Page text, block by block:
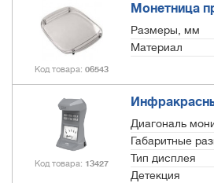
Код товара 06543
Монетница
Размеры, мм
Материал
Код товара 13427
Диагональ
Габаритные
Тип дисплея
Детекция